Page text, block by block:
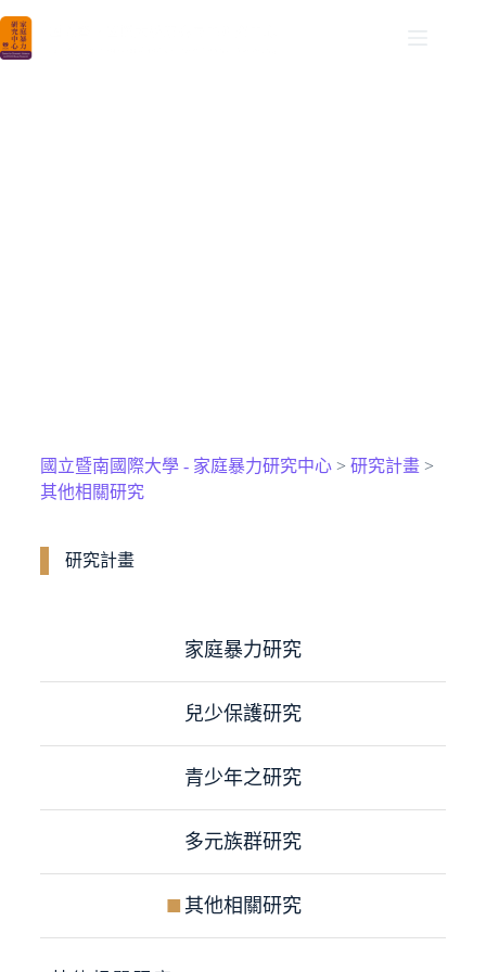
國立暨南國際大學 - 家庭暴力研究中心> 研究計畫>
其他相關研究
研究計畫​
家庭暴力研究
兒少保護研究
青少年之研究
多元族群研究
其他相關研究